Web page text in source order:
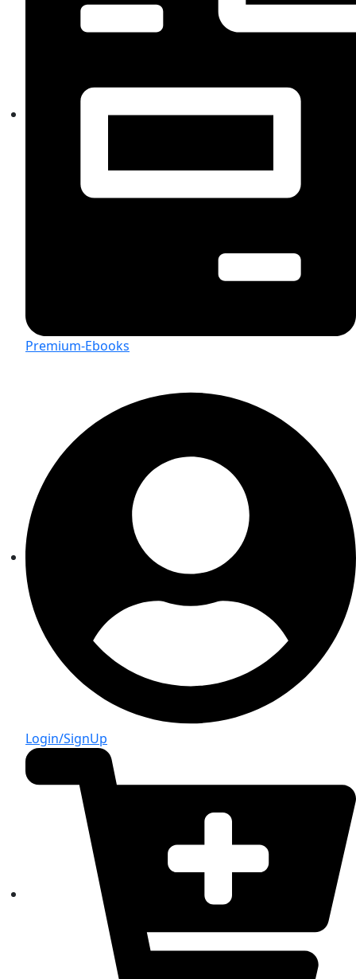
Premium-Ebooks
Login/SignUp